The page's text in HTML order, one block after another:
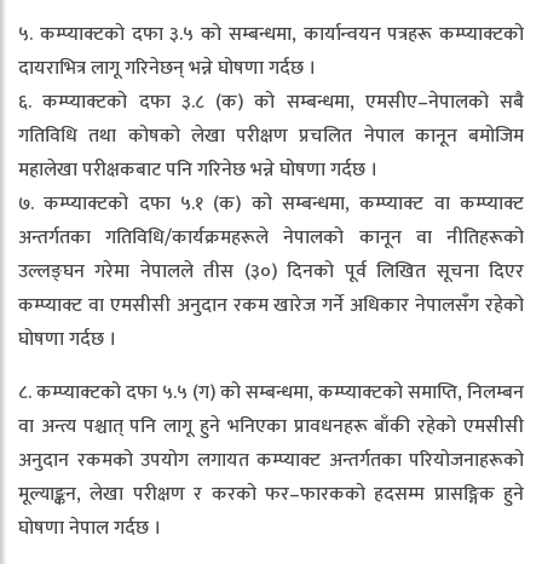
५. कम्प्याक्टको दफा ३.५ को सम्बन्धमा, कार्यान्वयन पत्रहरू कम्प्याक्टको
दायराभित्र लागू गरिनेछन् भन्ने घोषणा गर्दछ ।
६. कम्प्याक्टको दफा ३.८ (क) को सम्बन्धमा, एमसीए–नेपालको सबै
गतिविधि तथा कोषको लेखा परीक्षण प्रचलित नेपाल कानून बमोजिम
महालेखा परीक्षकबाट पनि गरिनेछ भन्ने घोषणा गर्दछ ।
७. कम्प्याक्टको दफा ५.१ (क) को सम्बन्धमा, कम्प्याक्ट वा कम्प्याक्ट
अन्तर्गतका गतिविधि/कार्यक्रमहरूले नेपालको कानून वा नीतिहरूको
उल्लङ्घन गरेमा नेपालले तीस (३०) दिनको पूर्व लिखित सूचना दिएर
कम्प्याक्ट वा एमसीसी अनुदान रकम खारेज गर्ने अधिकार नेपालसँग रहेको
घोषणा गर्दछ ।
८. कम्प्याक्टको दफा ५.५ (ग) को सम्बन्धमा, कम्प्याक्टको समाप्ति, निलम्बन
वा अन्त्य पश्चात् पनि लागू हुने भनिएका प्रावधनहरू बाँकी रहेको एमसीसी
अनुदान रकमको उपयोग लगायत कम्प्याक्ट अन्तर्गतका परियोजनाहरूको
मूल्याङ्कन, लेखा परीक्षण र करको फर–फारकको हदसम्म प्रासङ्गिक हुने
घोषणा नेपाल गर्दछ ।